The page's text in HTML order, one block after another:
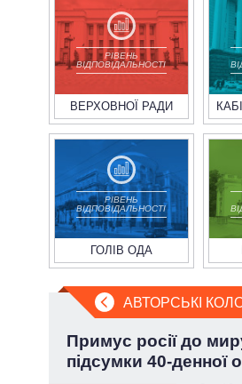
РІВЕНЬ
ВІДПОВІДАЛЬНОСТІ
ВЕРХОВНОЇ РАДИ
РІВЕНЬ
ВІДПОВІДАЛЬНОСТІ
ГОЛІВ ОДА
АВТОРСЬКІ
Примус росії до
підсумки 40-денної